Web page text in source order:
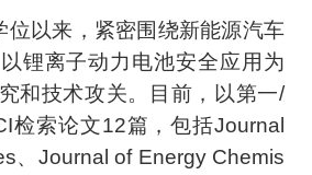
位以来，紧密围绕新能源汽车
锂离子动力电池安全应用为
和技术攻关。目前，以第一/
检索论文12篇，包括Journal
、Journal of Energy Chemis